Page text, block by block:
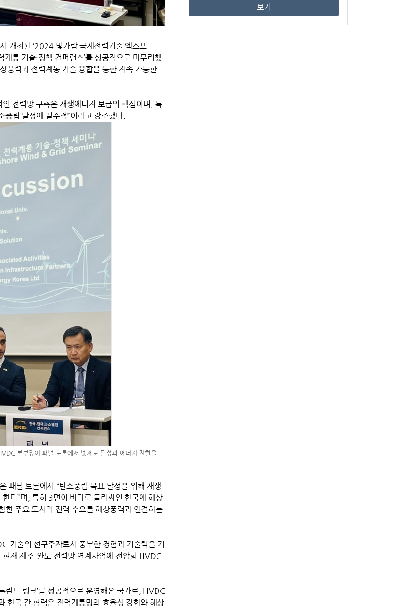
개최된 ‘2024 빛가람 국제전력기술 엑스포
통 기술·정책 컨퍼런스’를 성공적으로 마무리했
풍력과 전력계통 기술 융합을 통한 지속 가능한
전력망 구축은 재생에너지 보급의 핵심이며, 특
립 달성에 필수적”이라고 강조했다.
본부장이 패널 토론에서 넷제로 달성과 에너지 전환을
패널 토론에서 “탄소중립 목표 달성을 위해 재생
다”며, 특히 3면이 바다로 둘러싸인 한국에 해상
주요 도시의 전력 수요를 해상풍력과 연결하는
기술의 선구주자로서 풍부한 경험과 기술력을 기
재 제주-완도 전력망 연계사업에 전압형 HVDC
란드 링크’를 성공적으로 운영해온 국가로, HVDC
한국 간 협력은 전력계통망의 효율성 강화와 해상
보기